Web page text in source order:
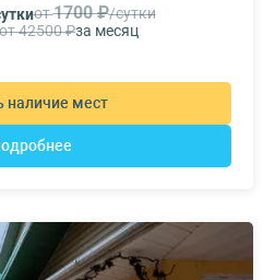
от1700 ₽/сутки
от 42500 ₽за месяц
наличие мест